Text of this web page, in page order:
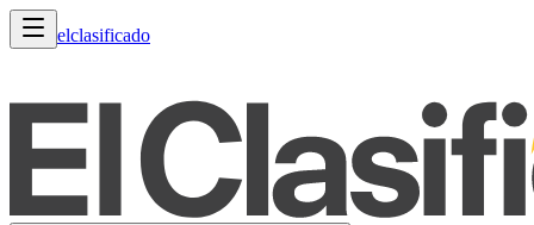
elclasificado